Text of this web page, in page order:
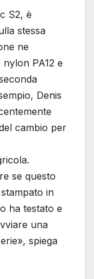
S2, è
stessa
ne
PA12 e
Denis
cambio per
se questo
in
ha testato e
una
spiega